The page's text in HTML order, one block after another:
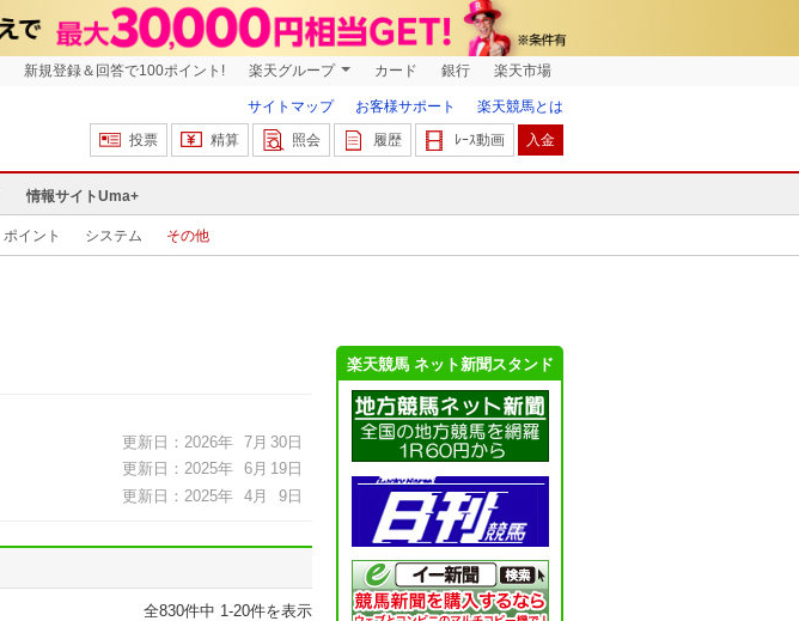
新規登録＆回答で100ポイント! 楽天グループ カード 銀行 楽天市場
サイトマップ お客様サポート
楽天競馬とは
投票
精算 照会 履歴 ﾚｰｽ動画 入金
情報サイトUma+
ポイント システム その他
更新日：2026年
7月 30日
更新日：2025年
6月 19日
更新日：2025年
4月 9日
全830件中 1-20件を表示
楽天競馬 ネット新聞スタンド